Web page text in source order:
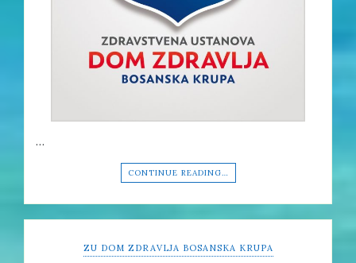
…
CONTINUE READING…
ZU DOM ZDRAVLJA BOSANSKA KRUPA